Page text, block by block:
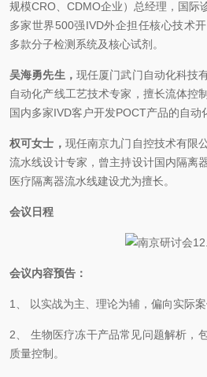
规模CRO、CDMO企业）总经理，国际
多家世界500强IVD外企担任核心技术
多款分子检测系统及核心试剂。
吴海勇先生， 现任厦门武门自动化科技
自动化产线工艺技术专家，擅长流体控
国内多家IVD客户开发POCT产品的自动
权可女士， 现任南京九门自控技术有限
流水线设计专家，曾主持设计国内隔离
医疗隔离器流水线建设尤为擅长。
会议日程
会议内容预告：
1、 以实战为主、理论为辅，偏向实际案
2、 生物医疗冻干产品常见问题解析，
质量控制。